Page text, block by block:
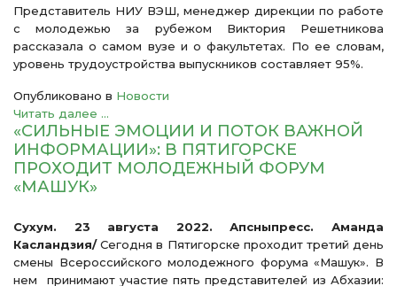
Представитель НИУ ВЭШ, менеджер дирекции по работе
с молодежью за рубежом Виктория Решетникова
рассказала о самом вузе и о факультетах. По ее словам,
уровень трудоустройства выпускников составляет 95%.
Опубликовано в Новости
Читать далее ...
«СИЛЬНЫЕ ЭМОЦИИ И ПОТОК ВАЖНОЙ
ИНФОРМАЦИИ»: В ПЯТИГОРСКЕ
ПРОХОДИТ МОЛОДЕЖНЫЙ ФОРУМ
«МАШУК»
Сухум. 23 августа 2022. Апсныпресс.
Аманда
Касландзия/Сегодня в Пятигорске проходит третий день
смены Всероссийского молодежного форума «Машук». В
нем принимают участие пять представителей из Абхазии: